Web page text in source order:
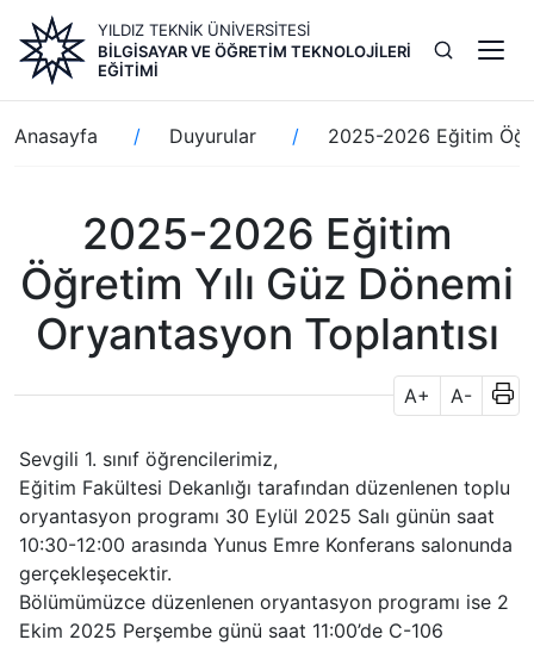
içeriğe
atla
YILDIZ TEKNİK ÜNİVERSİTESİ
BILGISAYAR VE ÖĞRETIM TEKNOLOJILERI
EĞITIMI
Sayfa
yolu
Anasayfa Duyurular 2025-2026 Eğitim
2025-2026 Eğitim
Öğretim Yılı Güz Dönemi
Oryantasyon Toplantısı
A+ A-
Sevgili 1. sınıf öğrencilerimiz,
Eğitim Fakültesi Dekanlığı tarafından düzenlenen toplu
oryantasyon programı 30 Eylül 2025 Salı günün saat
10:30-12:00 arasında Yunus Emre Konferans salonunda
gerçekleşecektir.
Bölümümüzce düzenlenen oryantasyon programı ise 2
Ekim 2025 Perşembe günü saat 11:00’de C-106